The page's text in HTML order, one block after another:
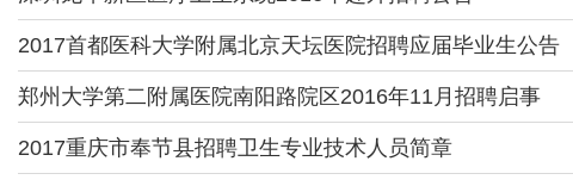
2017首都医科大学附属北京天坛医院招聘应届毕业生公告
郑州大学第二附属医院南阳路院区2016年11月招聘启事
2017重庆市奉节县招聘卫生专业技术人员简章